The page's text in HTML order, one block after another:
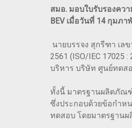
สมอ. มอบใบรับรองคว
BEV เมื่อวันที่ 14 กุมภา
นายบรรจง สุกรีฑา เล
2561 (ISO/IEC
บริหาร บริษัท ศูนย์ทดส
ทั้งนี้ มาตรฐานผลิตภัณฑ์
ซึ่งประกอบด้วยข้อกำห
ทดสอบ โดยมาตรฐาน